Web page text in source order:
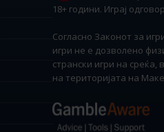
18+ години. Играј
Согласно Законот за
игри не е дозволено
странски игри на среќа,
на територијата на